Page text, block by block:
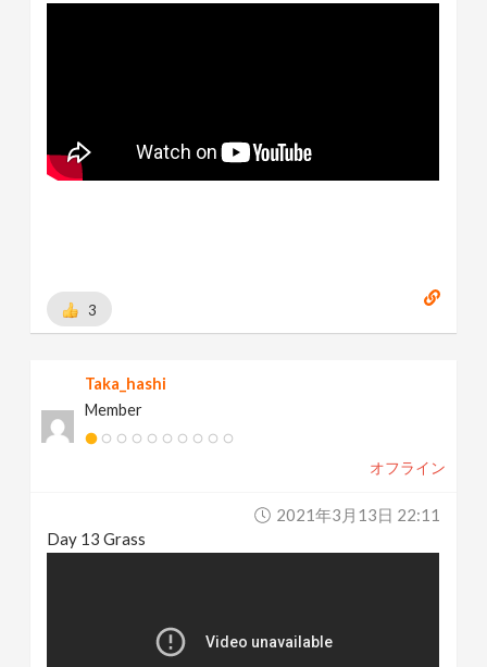
3
Taka_hashi
Member
オフライン
2021年3月13日 22:11
Day 13 Grass